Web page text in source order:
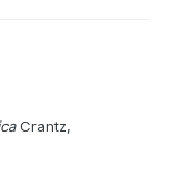
Crantz,